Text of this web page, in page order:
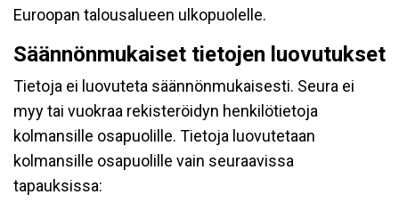
Euroopan talousalueen ulkopuolelle.
Säännönmukaiset tietojen luovutukset
Tietoja ei luovuteta säännönmukaisesti. Seura ei
myy tai vuokraa rekisteröidyn henkilötietoja
kolmansille osapuolille. Tietoja luovutetaan
kolmansille osapuolille vain seuraavissa
tapauksissa: